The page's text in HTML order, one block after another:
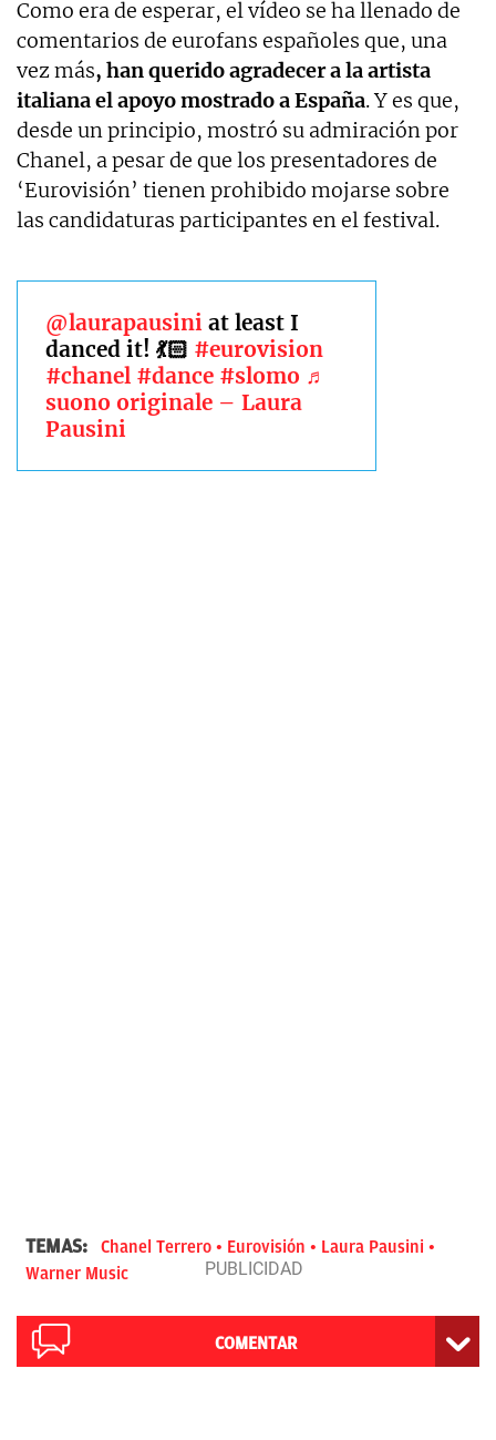
Como era de esperar, el vídeo se ha llenado de
comentarios de eurofans españoles que, una
vez más, han querido agradecer a la artista
italiana el apoyo mostrado a España. Y es que,
desde un principio, mostró su admiración por
Chanel, a pesar de que los presentadores de
‘Eurovisión’ tienen prohibido mojarse sobre
las candidaturas participantes en el festival.
@laurapausini at least I
danced it! 💃🏻 #eurovision
#chanel #dance #slomo ♬
suono originale – Laura
Pausini
TEMAS: Chanel Terrero Eurovisión
Laura Pausini
Warner Music
COMENTAR